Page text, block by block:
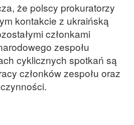
że polscy prokuratorzy
kontakcie z ukraińską
członkami
zespołu
cyklicznych spotkań są
członków zespołu oraz